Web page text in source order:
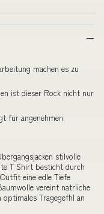
machen es zu
ist dieser Rock nicht nur
für angenehmen
stilvolle
T Shirt besticht durch
eine edle Tiefe
vereint natrliche
Tragegefhl an